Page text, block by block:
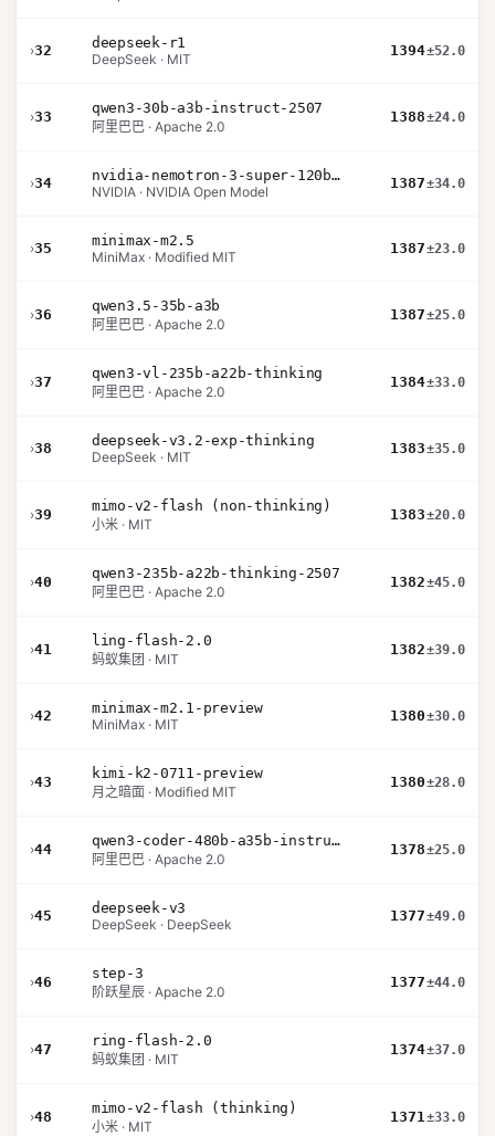
›32
deepseek-r1
DeepSeek · MIT
1394±52.0
›33
qwen3-30b-a3b-instruct-2507
阿里巴巴 · Apache 2.0
1388±24.0
›34
nvidia-nemotron-3-super-120b-a12b
NVIDIA · NVIDIA Open Model
1387±34.0
›35
minimax-m2.5
MiniMax · Modified MIT
1387±23.0
›36
qwen3.5-35b-a3b
阿里巴巴 · Apache 2.0
1387±25.0
›37
qwen3-vl-235b-a22b-thinking
阿里巴巴 · Apache 2.0
1384±33.0
›38
deepseek-v3.2-exp-thinking
DeepSeek · MIT
1383±35.0
›39
mimo-v2-flash (non-thinking)
小米 · MIT
1383±20.0
›40
qwen3-235b-a22b-thinking-2507
阿里巴巴 · Apache 2.0
1382±45.0
›41
ling-flash-2.0
蚂蚁集团 · MIT
1382±39.0
›42
minimax-m2.1-preview
MiniMax · MIT
1380±30.0
›43
kimi-k2-0711-preview
月之暗面 · Modified MIT
1380±28.0
›44
qwen3-coder-480b-a35b-instruct
阿里巴巴 · Apache 2.0
1378±25.0
›45
deepseek-v3
DeepSeek · DeepSeek
1377±49.0
›46
step-3
阶跃星辰 · Apache 2.0
1377±44.0
›47
ring-flash-2.0
蚂蚁集团 · MIT
1374±37.0
›48
mimo-v2-flash (thinking)
小米 · MIT
1371±33.0